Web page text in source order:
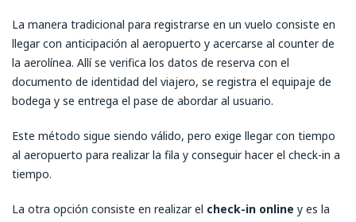
La manera tradicional para registrarse en un vuelo consiste en
llegar con anticipación al aeropuerto y acercarse al counter de
la aerolínea. Allí se verifica los datos de reserva con el
documento de identidad del viajero, se registra el equipaje de
bodega y se entrega el pase de abordar al usuario.
Este método sigue siendo válido, pero exige llegar con tiempo
al aeropuerto para realizar la fila y conseguir hacer el check-in a
tiempo.
La otra opción consiste en realizar el check-in online y es la